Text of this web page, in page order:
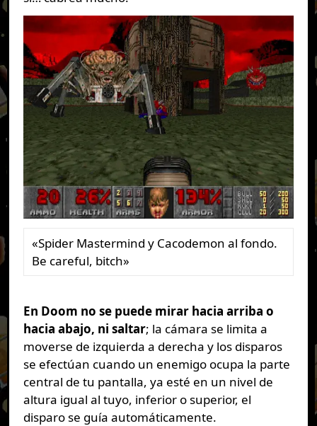
«Spider Mastermind y Cacodemon al fondo.
Be careful, bitch»
En Doom no se puede mirar hacia arriba o
hacia abajo, ni saltar; la cámara se limita a
moverse de izquierda a derecha y los disparos
se efectúan cuando un enemigo ocupa la parte
central de tu pantalla, ya esté en un nivel de
altura igual al tuyo, inferior o superior, el
disparo se guía automáticamente.